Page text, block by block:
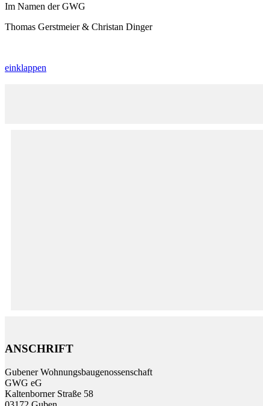
Im Namen der GWG
Thomas Gerstmeier & Christan Dinger
einklappen
ANSCHRIFT
Gubener Wohnungs­bau­genossen­schaft
GWG eG
Kalten­borner Straße 58